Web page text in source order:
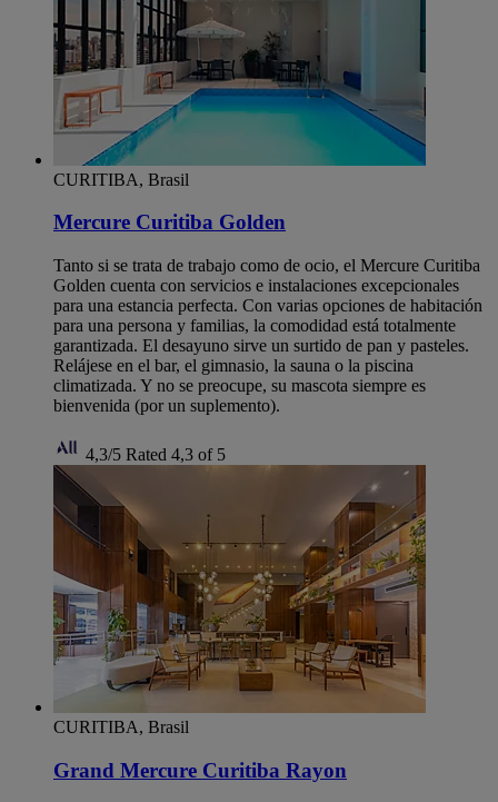
CURITIBA, Brasil
Mercure Curitiba Golden
Tanto si se trata de trabajo como de ocio, el Mercure Curitiba
Golden cuenta con servicios e instalaciones excepcionales
para una estancia perfecta. Con varias opciones de habitación
para una persona y familias, la comodidad está totalmente
garantizada. El desayuno sirve un surtido de pan y pasteles.
Relájese en el bar, el gimnasio, la sauna o la piscina
climatizada. Y no se preocupe, su mascota siempre es
bienvenida (por un suplemento).
4,3/5 Rated 4,3 of 5
CURITIBA, Brasil
Grand Mercure Curitiba Rayon